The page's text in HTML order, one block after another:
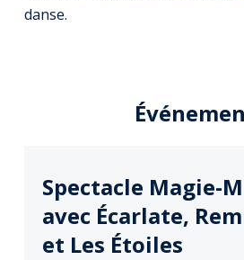
danse.
Spectacle Magie-
avec Écarlate,
et Les Étoiles